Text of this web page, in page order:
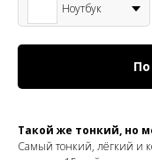
Ноутбук
Такой же тонкий, но
Самый тонкий, лёгкий и